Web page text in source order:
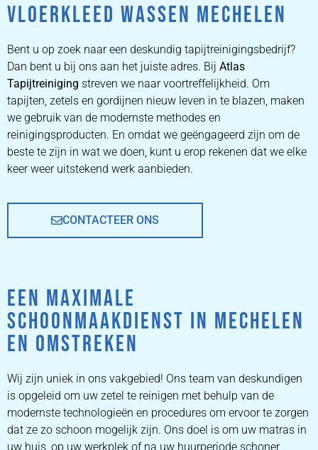
ZETEL
REINIGEN
ZETEL REINIGEN DOOR
PROFESSIONALS
VLOERKLEED WASSEN MECHELEN
Bent u op zoek naar een deskundig tapijtreinigingsbedrijf?
Dan bent u bij ons aan het juiste adres. Bij Atlas
Tapijtreiniging streven we naar voortreffelijkheid. Om
tapijten, zetels en gordijnen nieuw leven in te blazen, maken
we gebruik van de modernste methodes en
reinigingsproducten. En omdat we geëngageerd zijn om de
beste te zijn in wat we doen, kunt u erop rekenen dat we elke
keer weer uitstekend werk aanbieden.
CONTACTEER ONS
EEN MAXIMALE
SCHOONMAAKDIENST IN MECHELEN
EN OMSTREKEN
Wij zijn uniek in ons vakgebied! Ons team van deskundigen
is opgeleid om uw zetel te reinigen met behulp van de
modernste technologieën en procedures om ervoor te zorgen
dat ze zo schoon mogelijk zijn. Ons doel is om uw matras in
uw huis, op uw werkplek of na uw huurperiode schoner